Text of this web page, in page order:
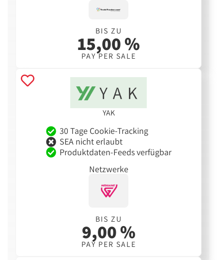
BIS ZU
15,00 %
PAY PER SALE
YAK
30 Tage Cookie-Tracking
SEA nicht erlaubt
Produktdaten-Feeds verfügbar
Netzwerke
BIS ZU
9,00 %
PAY PER SALE